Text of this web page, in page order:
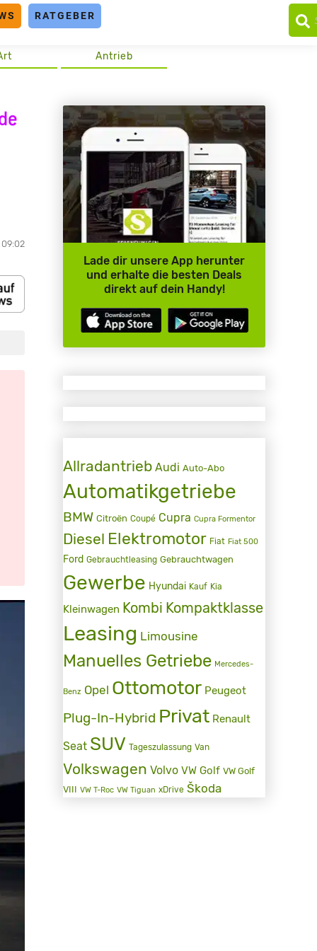
RATGEBER
Antrieb
09:02
Lade dir unsere App herunter
und erhalte die besten Deals
direkt auf dein Handy!
Allradantrieb Audi Auto-Abo
Automatikgetriebe
BMW Citroën Coupé Cupra Cupra Formentor
Diesel Elektromotor Fiat Fiat 500
Ford Gebrauchtleasing Gebrauchtwagen
Gewerbe Hyundai Kauf Kia
Kleinwagen Kombi Kompaktklasse
Leasing Limousine
Manuelles Getriebe Mercedes-
Benz Opel Ottomotor Peugeot
Plug-In-Hybrid Privat Renault
Seat SUV Tageszulassung Van
Volkswagen Volvo VW Golf VW Golf
VIII VW T-Roc VW Tiguan xDrive Škoda